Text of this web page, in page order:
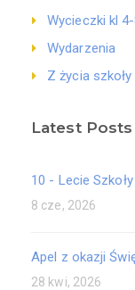
Wycieczki kl
Wydarzenia
Z życia szkoły
Latest Posts
10 - Lecie Szkoły
8 cze, 2026
Apel z okazji
28 kwi, 2026